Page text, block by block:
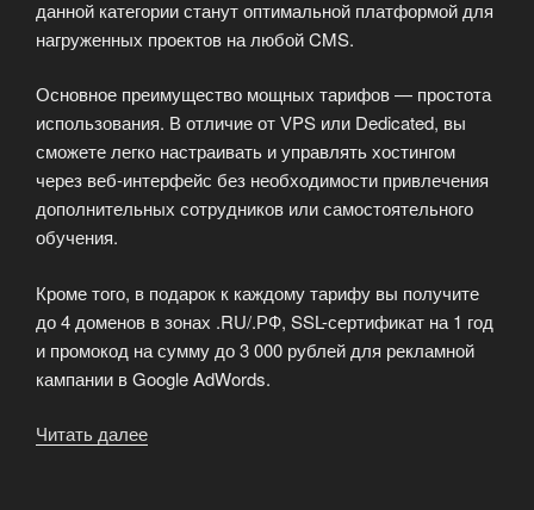
данной категории станут оптимальной платформой для
нагруженных проектов на любой CMS.
Основное преимущество мощных тарифов — простота
использования. В отличие от VPS или Dedicated, вы
сможете легко настраивать и управлять хостингом
через веб-интерфейс без необходимости привлечения
дополнительных сотрудников или самостоятельного
обучения.
Кроме того, в подарок к каждому тарифу вы получите
до 4 доменов в зонах .RU/.РФ, SSL-сертификат на 1 год
и промокод на сумму до 3 000 рублей для рекламной
кампании в Google AdWords.
Читать далее